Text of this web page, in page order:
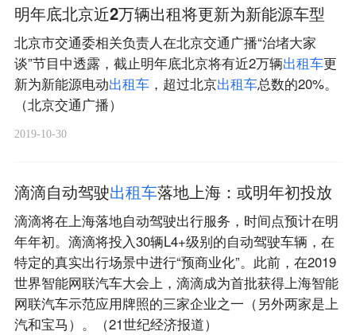
明年底北京近2万辆出租将更新为新能源车型
北京市交通委相关负责人在北京交通广播“治堵大家
谈”节目中透露，截止明年底北京将有近2万辆出租车更
新为新能源电动出租车，超过北京出租车总数的20%。
（北京交通广播）
2019-10-30
滴滴自动驾驶出租车落地上海：或明年初投放
滴滴将在上海落地自动驾驶出行服务，时间点预计在明
年年初。滴滴将投入30辆L4+级别的自动驾驶车辆，在
特定的真实出行场景中进行“预商业化”。此前，在2019
世界智能网联汽车大会上，滴滴成为首批获得上海智能
网联汽车示范应用牌照的三家企业之一（另外两家是上
汽和宝马）。（21世纪经济报道）